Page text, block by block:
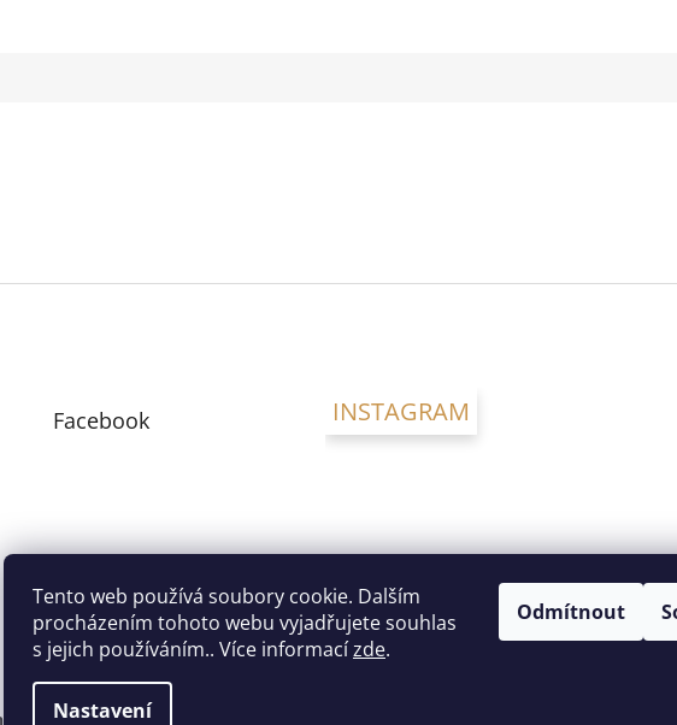
Tento web používá soubory cookie. Dalším
procházením tohoto webu vyjadřujete souhlas
s jejich používáním.. Více informacízde.
Nastavení
Odmítnout
Facebook INSTAGRAM
. Všechna práva vyhrazena.